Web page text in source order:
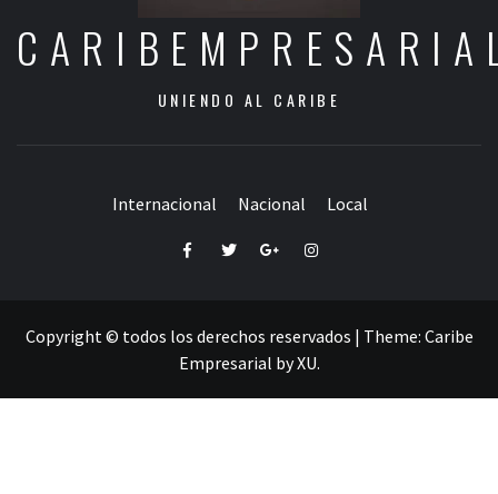
UNIENDO AL CARIBE
Internacional Nacional Local
FacebookTwitterGoogle+Instagram
Copyright © todos los derechos reservados | Theme: Caribe
Empresarial byXU.